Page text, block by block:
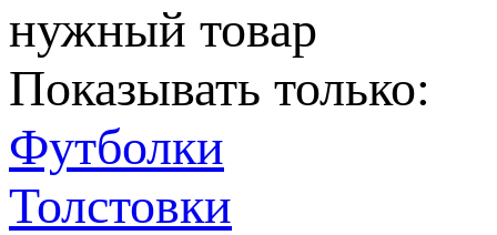
нужный товар
Показывать только:
Футболки
Толстовки